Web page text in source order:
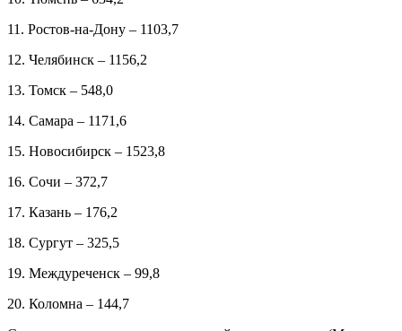
11. Ростов-на-Дону – 1103,7
12. Челябинск – 1156,2
13. Томск – 548,0
14. Самара – 1171,6
15. Новосибирск – 1523,8
16. Сочи – 372,7
17. Казань – 176,2
18. Сургут – 325,5
19. Междуреченск – 99,8
20. Коломна – 144,7